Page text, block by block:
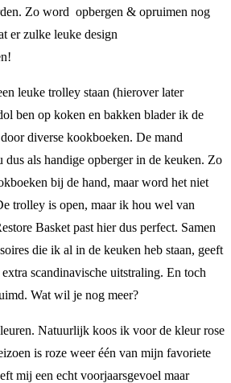
Zo word opbergen & opruimen nog
er zulke leuke design
leuke trolley staan (hierover later
ben op koken en bakken blader ik de
diverse kookboeken. De mand
als handige opberger in de keuken. Zo
bij de hand, maar word het niet
trolley is open, maar ik hou wel van
Basket past hier dus perfect. Samen
die ik al in de keuken heb staan, geeft
scandinavische uitstraling. En toch
Wat wil je nog meer?
Natuurlijk koos ik voor de kleur rose
is roze weer één van mijn favoriete
mij een echt voorjaarsgevoel maar